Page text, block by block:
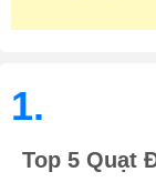
1.
Top 5 Quạt